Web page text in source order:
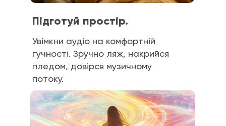
Увімкни аудіо на комфортній
гучності. Зручно ляж, накрийся
пледом, довірся музичному
потоку.
Підготуй простір.